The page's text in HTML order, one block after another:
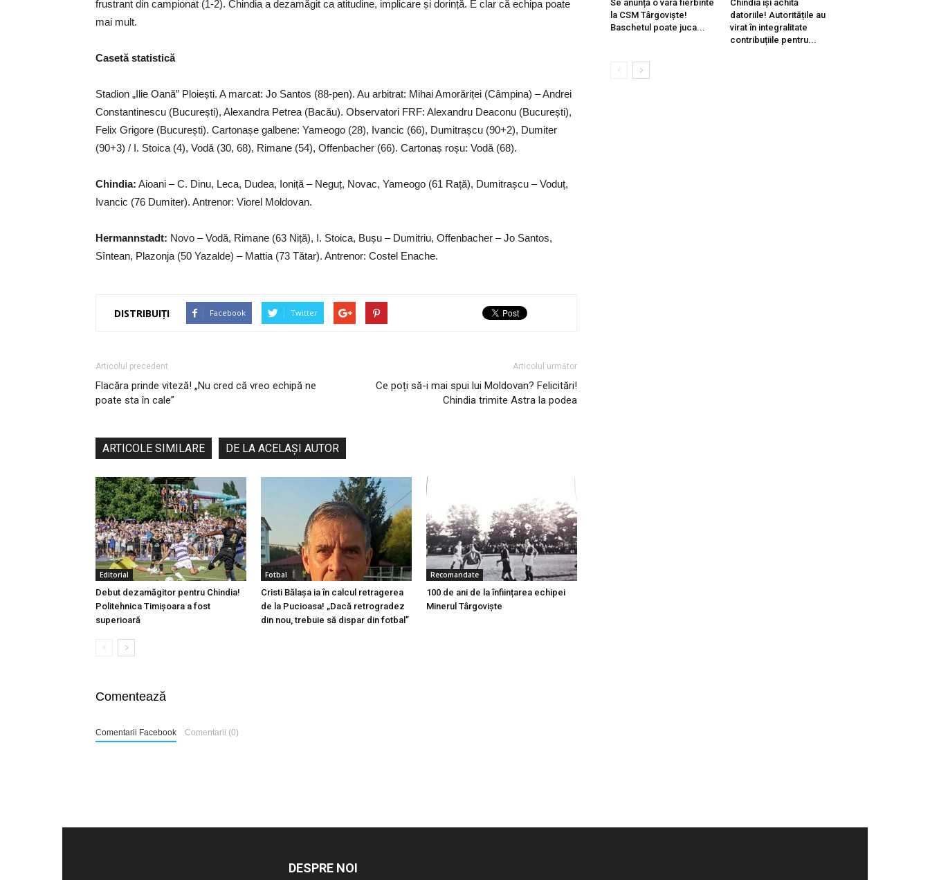
frustrant din campionat (1-2). Chindia a dezamăgit ca atitudine, implicare și dorință. E clar că echipa poate
mai mult.
Casetă statistică
Stadion „Ilie Oană” Ploiești. A marcat: Jo Santos (88-pen). Au arbitrat: Mihai Amorăriței (Câmpina) – Andrei
Constantinescu (București), Alexandra Petrea (Bacău). Observatori FRF: Alexandru Deaconu (București),
Felix Grigore (București). Cartonașe galbene: Yameogo (28), Ivancic (66), Dumitrașcu (90+2), Dumiter
(90+3) / I. Stoica (4), Vodă (30, 68), Rimane (54), Offenbacher (66). Cartonaș roșu: Vodă (68).
Chindia: Aioani – C. Dinu, Leca, Dudea, Ioniță – Neguț, Novac, Yameogo (61 Rață), Dumitrașcu – Voduț,
Ivancic (76 Dumiter). Antrenor: Viorel Moldovan.
Hermannstadt: Novo – Vodă, Rimane (63 Niță), I. Stoica, Bușu – Dumitriu, Offenbacher – Jo Santos,
Sîntean, Plazonja (50 Yazalde) – Mattia (73 Tătar). Antrenor: Costel Enache.
DISTRIBUIȚI Facebook Twitter
Articolul precedent
Flacăra prinde viteză! „Nu cred că vreo echipă ne
poate sta în cale”
Articolul următor
Ce poți să-i mai spui lui Moldovan? Felicitări!
Chindia trimite Astra la podea
ARTICOLE SIMILARE DE LA ACELAȘI AUTOR
Editorial
Debut dezamăgitor pentru Chindia!
Politehnica Timișoara a fost
superioară
Fotbal
Cristi Bălașa ia în calcul retragerea
de la Pucioasa! „Dacă retrogradez
din nou, trebuie să dispar din fotbal”
Recomandate
100 de ani de la înființarea echipei
Minerul Târgoviște
Comentează
Comentarii Facebook Comentarii (0)
Se anunță o vară fierbinte
la CSM Târgoviște!
Baschetul poate juca...
Chindia își achită
datoriile! Autoritățile au
virat în integralitate
contribuțiile pentru...
DESPRE NOI